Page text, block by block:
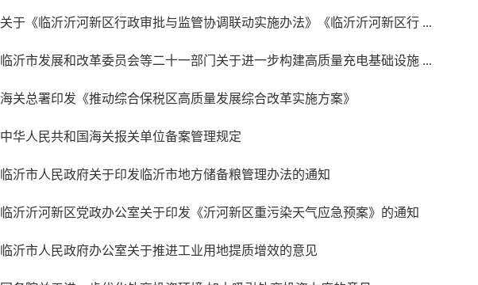
关于《临沂沂河新区行政审批与监管协调联动实施办法》《临沂沂河新区行 ...
临沂市发展和改革委员会等二十一部门关于进一步构建高质量充电基础设施 ...
海关总署印发《推动综合保税区高质量发展综合改革实施方案》
中华人民共和国海关报关单位备案管理规定
临沂市人民政府关于印发临沂市地方储备粮管理办法的通知
临沂沂河新区党政办公室关于印发《沂河新区重污染天气应急预案》的通知
临沂市人民政府办公室关于推进工业用地提质增效的意见